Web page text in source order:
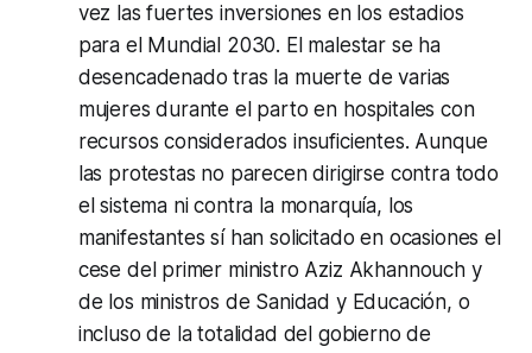
vez las fuertes inversiones en los estadios
para el Mundial 2030. El malestar se ha
desencadenado tras la muerte de varias
mujeres durante el parto en hospitales con
recursos considerados insuficientes. Aunque
las protestas no parecen dirigirse contra todo
el sistema ni contra la monarquía, los
manifestantes sí han solicitado en ocasiones el
cese del primer ministro Aziz Akhannouch y
de los ministros de Sanidad y Educación, o
incluso de la totalidad del gobierno de